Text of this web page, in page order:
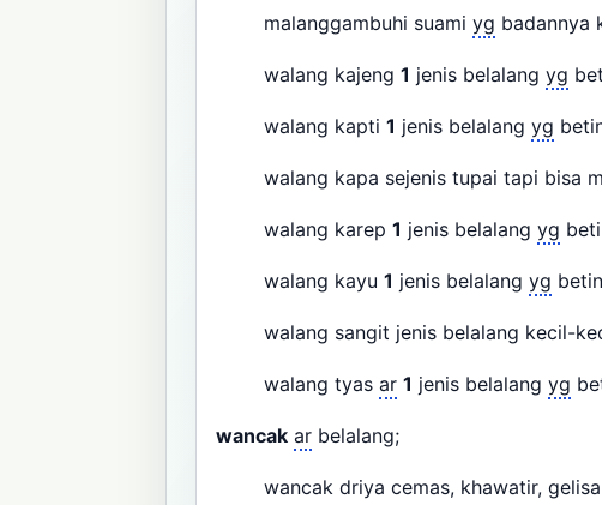
malanggambuhi suami yg badannya
walang kajeng 1 jenis belalang yg
walang kapti 1 jenis belalang yg
walang kapa sejenis tupai tapi bisa
walang karep 1 jenis belalang yg
walang kayu 1 jenis belalang yg
walang sangit jenis belalang kecil-
walang tyas ar 1 jenis belalang yg
wancak ar belalang;
wancak driya cemas, khawatir,